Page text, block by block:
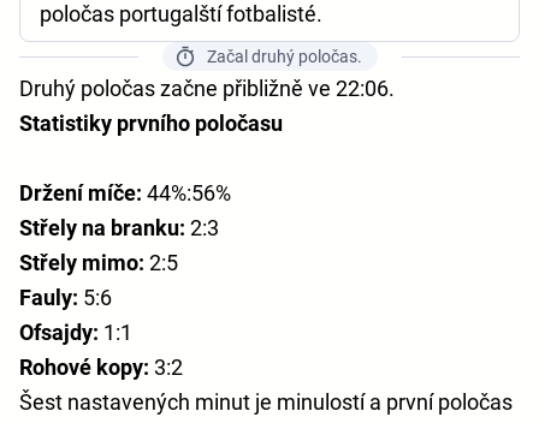
poločas portugalští fotbalisté.
Začal druhý poločas.
Druhý poločas začne přibližně ve 22:06.
Statistiky prvního poločasu
Držení míče: 44%:56%
Střely na branku: 2:3
Střely mimo: 2:5
Fauly: 5:6
Ofsajdy: 1:1
Rohové kopy: 3:2
Šest nastavených minut je minulostí a první poločas